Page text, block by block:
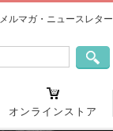
メルマガ・ニュースレター
オンラインストア